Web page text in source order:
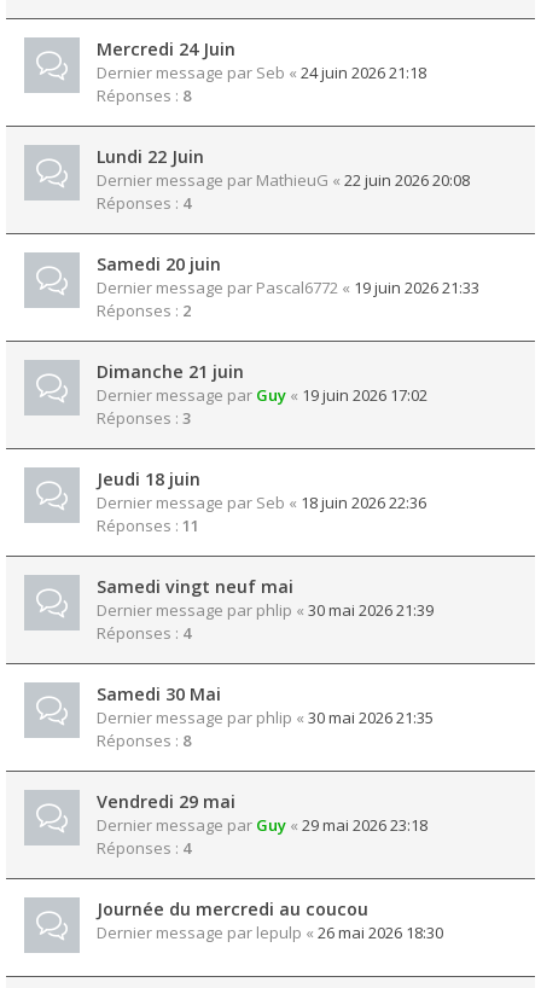
Mercredi 24 Juin
Dernier message par Seb « 24 juin 2026 21:18
Réponses : 8
Lundi 22 Juin
Dernier message par MathieuG « 22 juin 2026 20:08
Réponses : 4
Samedi 20 juin
Dernier message par Pascal6772 « 19 juin 2026 21:33
Réponses : 2
Dimanche 21 juin
Dernier message par Guy « 19 juin 2026 17:02
Réponses : 3
Jeudi 18 juin
Dernier message par Seb « 18 juin 2026 22:36
Réponses : 11
Samedi vingt neuf mai
Dernier message par phlip « 30 mai 2026 21:39
Réponses : 4
Samedi 30 Mai
Dernier message par phlip « 30 mai 2026 21:35
Réponses : 8
Vendredi 29 mai
Dernier message par Guy « 29 mai 2026 23:18
Réponses : 4
Journée du mercredi au coucou
Dernier message par lepulp « 26 mai 2026 18:30